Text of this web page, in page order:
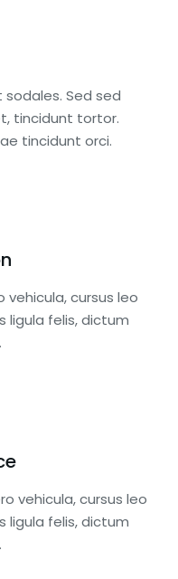
Sed sed
tincidunt tortor.
tincidunt orci.
vehicula, cursus leo
ligula felis, dictum
vehicula, cursus leo
ligula felis, dictum